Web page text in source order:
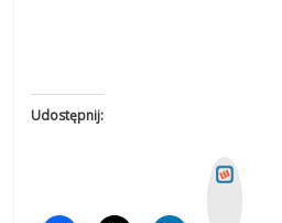
Udostępnij: